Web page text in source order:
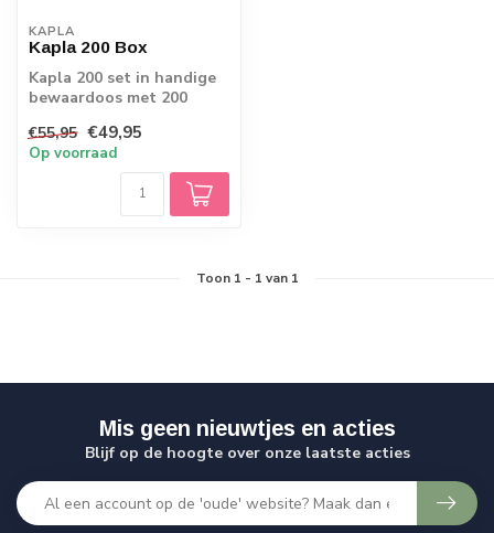
KAPLA
Kapla 200 Box
Kapla 200 set in handige
bewaardoos met 200
instructieboekje
€55,95 €49,95
Op voorraad
Toon 1 - 1 van 1
Mis geen nieuwtjes en acties
Blijf op de hoogte over onze laatste acties